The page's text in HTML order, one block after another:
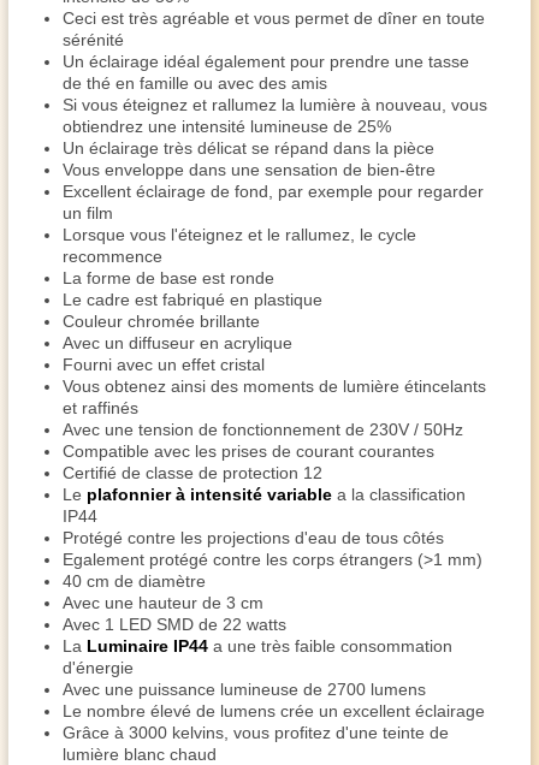
Ceci est très agréable et vous permet de dîner en toute
sérénité
Un éclairage idéal également pour prendre une tasse
de thé en famille ou avec des amis
Si vous éteignez et rallumez la lumière à nouveau, vous
obtiendrez une intensité lumineuse de 25%
Un éclairage très délicat se répand dans la pièce
Vous enveloppe dans une sensation de bien-être
Excellent éclairage de fond, par exemple pour regarder
un film
Lorsque vous l'éteignez et le rallumez, le cycle
recommence
La forme de base est ronde
Le cadre est fabriqué en plastique
Couleur chromée brillante
Avec un diffuseur en acrylique
Fourni avec un effet cristal
Vous obtenez ainsi des moments de lumière étincelants
et raffinés
Avec une tension de fonctionnement de 230V / 50Hz
Compatible avec les prises de courant courantes
Certifié de classe de protection 12
Le plafonnier à intensité variable a la classification
IP44
Protégé contre les projections d'eau de tous côtés
Egalement protégé contre les corps étrangers (>1 mm)
40 cm de diamètre
Avec une hauteur de 3 cm
Avec 1 LED SMD de 22 watts
La Luminaire IP44 a une très faible consommation
d'énergie
Avec une puissance lumineuse de 2700 lumens
Le nombre élevé de lumens crée un excellent éclairage
Grâce à 3000 kelvins, vous profitez d'une teinte de
lumière blanc chaud